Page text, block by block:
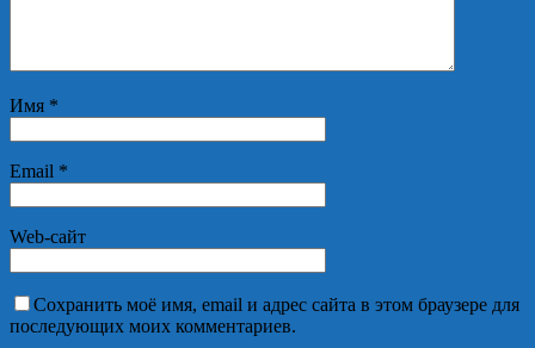
Имя *
Email *
Web-сайт
Сохранить моё имя, email и адрес сайта в этом браузере для
последующих моих комментариев.